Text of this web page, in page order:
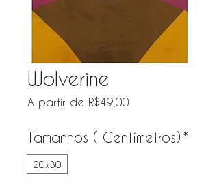
Wolverine
A partir de R$49,00
Tamanhos ( Centímetros) *
20x30